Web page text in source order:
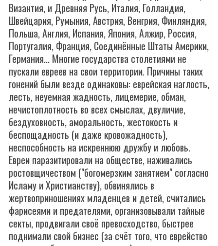
Византия, и Древняя Русь, Италия, Голландия,
Швейцария, Румыния, Австрия, Венгрия, Финляндия,
Польша, Англия, Испания, Япония, Алжир, Россия,
Португалия, Франция, Соединённые Штаты Америки,
Германия... Многие государства столетиями не
пускали евреев на свои территории. Причины таких
гонений были везде одинаковы: еврейская наглость,
лесть, неуемная жадность, лицемерие, обман,
нечистоплотность во всех смыслах, двуличие,
бездуховность, аморальность, жестокость и
беспощадность (и даже кровожадность),
неспособность на искреннюю дружбу и любовь.
Евреи паразитировали на обществе, наживались
ростовщичеством ("богомерзким занятием" согласно
Исламу и Христианству), обвинялись в
жертвоприношениях младенцев и детей, считались
фарисеями и предателями, организовывали тайные
секты, продвигали своё превосходство, быстрее
поднимали свой бизнес (за счёт того, что еврейство